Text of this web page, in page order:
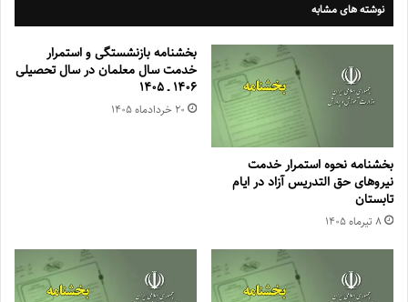
نوشته های مشابه
بخشنامه نحوه استمرار خدمت
نیروهای حق التدریس آزاد در ایام
تابستان
۸ تیر‌ماه ۱۴۰۵
بخشنامه بازنشستگی و استمرار
خدمت سال معلمان در سال تحصیلی
۱۴۰۶ ـ ۱۴۰۵
۲۰ خرداد‌ماه ۱۴۰۵